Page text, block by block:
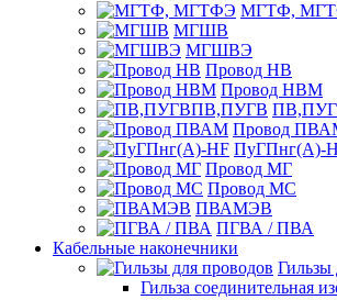
МГТФ,
МГШВ
МГШВЭ
Провод НВ
Провод НВМ
Провод
ПуГПнг(A)-
Провод МГ
Провод МС
ПВАМЭВ
ПГВА / ПВА
Кабельные наконечники
Гильзы
Гильза соединительная